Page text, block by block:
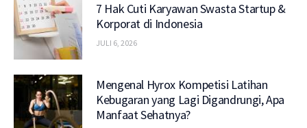
7 Hak Cuti Karyawan Swasta Startup &
Korporat di Indonesia
JULI 6, 2026
Mengenal Hyrox Kompetisi Latihan
Kebugaran yang Lagi Digandrungi, Apa
Manfaat Sehatnya?